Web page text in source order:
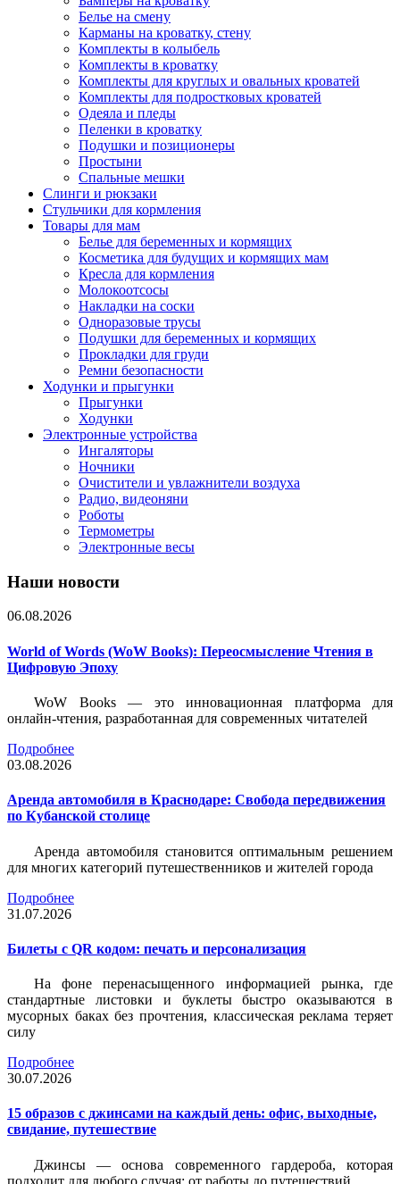
Белье на смену
Карманы на кроватку, стену
Комплекты в колыбель
Комплекты в кроватку
Комплекты для круглых и овальных кроватей
Комплекты для подростковых кроватей
Одеяла и пледы
Пеленки в кроватку
Подушки и позиционеры
Простыни
Спальные мешки
Слинги и рюкзаки
Стульчики для кормления
Товары для мам
Белье для беременных и кормящих
Косметика для будущих и кормящих мам
Кресла для кормления
Молокоотсосы
Накладки на соски
Одноразовые трусы
Подушки для беременных и кормящих
Прокладки для груди
Ремни безопасности
Ходунки и прыгунки
Прыгунки
Ходунки
Электронные устройства
Ингаляторы
Ночники
Очистители и увлажнители воздуха
Радио, видеоняни
Роботы
Термометры
Электронные весы
Наши новости
06.08.2026
World of Words (WoW Books): Переосмысление Чтения в
Цифровую Эпоху
WoW Books — это инновационная платформа для
онлайн-чтения, разработанная для современных читателей
Подробнее
03.08.2026
Аренда автомобиля в Краснодаре: Свобода передвижения
по Кубанской столице
Аренда автомобиля становится оптимальным решением
для многих категорий путешественников и жителей города
Подробнее
31.07.2026
Билеты c QR кодом: печать и персонализация
На фоне перенасыщенного информацией рынка, где
стандартные листовки и буклеты быстро оказываются в
мусорных баках без прочтения, классическая реклама теряет
силу
Подробнее
30.07.2026
15 образов с джинсами на каждый день: офис, выходные,
свидание, путешествие
Джинсы — основа современного гардероба, которая
подходит для любого случая: от работы до путешествий